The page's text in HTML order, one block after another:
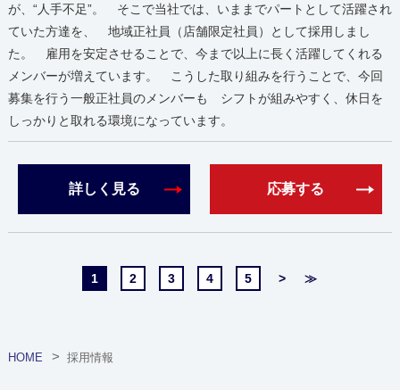
が、“人手不足”。 そこで当社では、いままでパートとして活躍され
ていた方達を、 地域正社員（店舗限定社員）として採用しまし
た。 雇用を安定させることで、今まで以上に長く活躍してくれる
メンバーが増えています。 こうした取り組みを行うことで、今回
募集を行う一般正社員のメンバーも シフトが組みやすく、休日を
しっかりと取れる環境になっています。
詳しく見る 応募する
1 2 3 4 5 > ≫
HOME 採用情報